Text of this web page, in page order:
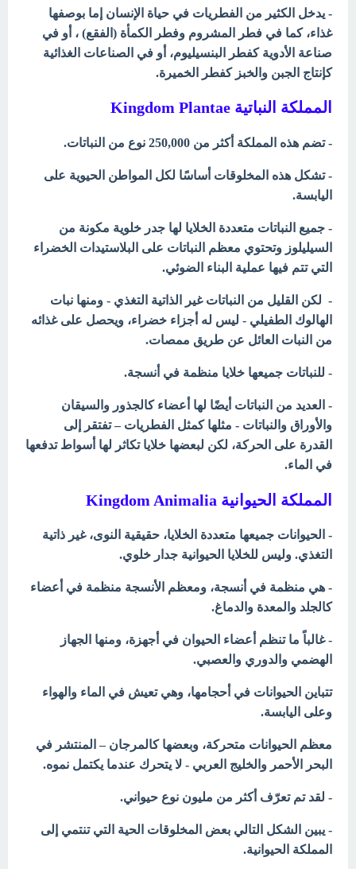
- يدخل الكثير من الفطريات في حياة الإنسان إما بوصفها
غذاء، كما في فطر المشروم وفطر الكمأة (الفقع) ، أو في
صناعة الأدوية كفطر البنسيليوم، أو في الصناعات الغذائية
كإنتاج الجبن والخبز كفطر الخميرة.
المملكة النباتية Kingdom Plantae
- تضم هذه المملكة أكثر من 250,000 نوع من النباتات.
- تشكل هذه المخلوقات أساسًا لكل المواطن الحيوية على
اليابسة.
- جميع النباتات متعددة الخلايا لها جدر خلوية مكونة من
السيليلوز وتحتوي معظم النباتات على البلاستيدات الخضراء
التي تتم فيها عملية البناء الضوئي.
- لكن القليل من النباتات غير الذاتية التغذي - ومنها نبات
الهالوك الطفيلي - ليس له أجزاء خضراء، ويحصل على غذائه
من النبات العائل عن طريق ممصات.
- للنباتات جميعها خلايا منظمة في أنسجة.
- العديد من النباتات أيضًا لها أعضاء كالجذور والسيقان
والأوراق والنباتات - مثلها كمثل الفطريات – تفتقر إلى
القدرة على الحركة، لكن لبعضها خلايا تكاثر لها أسواط تدفعها
في الماء.
المملكة الحيوانية Kingdom Animalia
- الحيوانات جميعها متعددة الخلايا، حقيقية النوى، غير ذاتية
التغذي. وليس للخلايا الحيوانية جدار خلوي.
- هي منظمة في أنسجة، ومعظم الأنسجة منظمة في أعضاء
كالجلد والمعدة والدماغ.
- غالباً ما تنظم أعضاء الحيوان في أجهزة، ومنها الجهاز
الهضمي والدوري والعصبي.
تتباين الحيوانات في أحجامها، وهي تعيش في الماء والهواء
وعلى اليابسة.
معظم الحيوانات متحركة، وبعضها كالمرجان – المنتشر في
البحر الأحمر والخليج العربي - لا يتحرك عندما يكتمل نموه.
- لقد تم تعرّف أكثر من مليون نوع حيواني.
- يبين الشكل التالي بعض المخلوقات الحية التي تنتمي إلى
المملكة الحيوانية.